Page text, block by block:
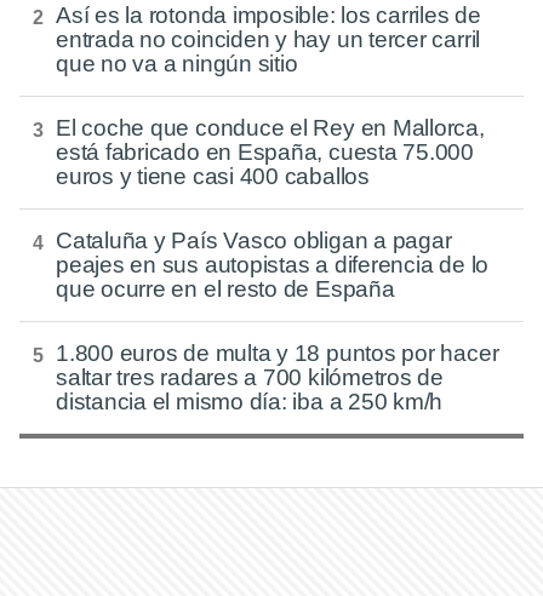
Así es la rotonda imposible: los carriles de
entrada no coinciden y hay un tercer carril
que no va a ningún sitio
El coche que conduce el Rey en Mallorca,
está fabricado en España, cuesta 75.000
euros y tiene casi 400 caballos
Cataluña y País Vasco obligan a pagar
peajes en sus autopistas a diferencia de lo
que ocurre en el resto de España
1.800 euros de multa y 18 puntos por hacer
saltar tres radares a 700 kilómetros de
distancia el mismo día: iba a 250 km/h